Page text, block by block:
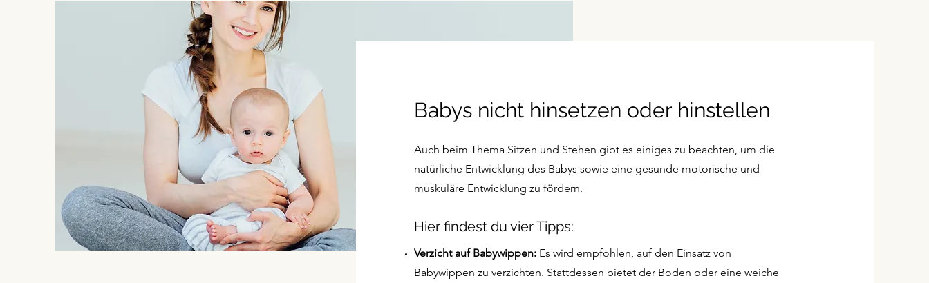
Babys nicht hinsetzen oder hinstellen
Auch beim Thema Sitzen und Stehen gibt es einiges zu beachten, um die
natürliche Entwicklung des Babys sowie eine gesunde motorische und
muskuläre Entwicklung zu fördern.
Hier findest du vier Tipps:
Verzicht auf Babywippen: Es wird empfohlen, auf den Einsatz von
Babywippen zu verzichten. Stattdessen bietet der Boden oder eine weiche